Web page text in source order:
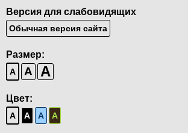
Версия для слабовидящих
Обычная версия сайта
Размер:
A A A
Цвет:
A A A A